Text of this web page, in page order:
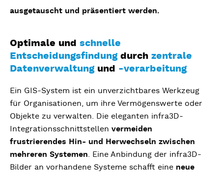
ausgetauscht und präsentiert werden.
Optimale und schnelle
Entscheidungsfindungdurch zentrale
Datenverwaltung und -verarbeitung
Ein GIS-System ist ein unverzichtbares Werkzeug
für Organisationen, um ihre Vermögenswerte oder
Objekte zu verwalten. Die eleganten infra3D-
Integrationsschnittstellen vermeiden
frustrierendes Hin- und Herwechseln zwischen
mehreren Systemen. Eine Anbindung der infra3D-
Bilder an vorhandene Systeme schafft eine neue